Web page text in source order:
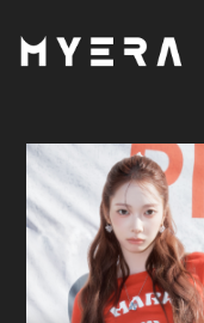
SCHEDULE
VIDEO
GOODS